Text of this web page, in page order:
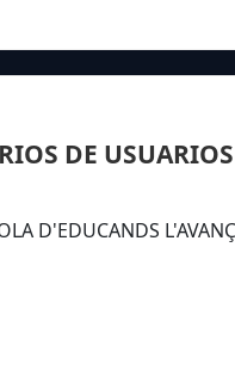
DE USUARIOS
D'EDUCANDS L'AVANÇ